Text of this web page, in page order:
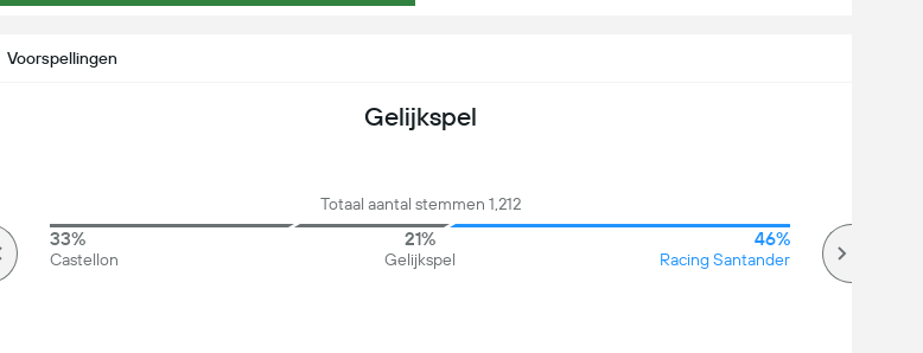
Voorspellingen
Gelijkspel
Totaal aantal stemmen 1,212
33%
Castellon
21%
Gelijkspel
46%
Racing Santander